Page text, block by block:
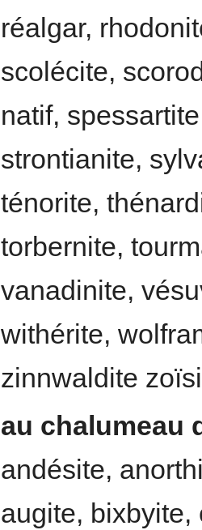
réalgar,
scolécite,
natif,
strontianite,
ténorite,
torbernite,
vanadinite,
withérite,
zinnwaldite
au chalumeau
andésite,
augite, bixbyite,